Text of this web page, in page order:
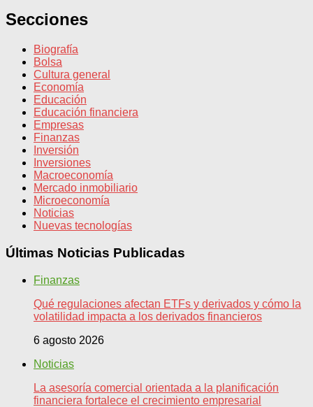
Secciones
Biografía
Bolsa
Cultura general
Economía
Educación
Educación financiera
Empresas
Finanzas
Inversión
Inversiones
Macroeconomía
Mercado inmobiliario
Microeconomía
Noticias
Nuevas tecnologías
Últimas Noticias Publicadas
Finanzas
Qué regulaciones afectan ETFs y derivados y cómo la
volatilidad impacta a los derivados financieros
6 agosto 2026
Noticias
La asesoría comercial orientada a la planificación
financiera fortalece el crecimiento empresarial